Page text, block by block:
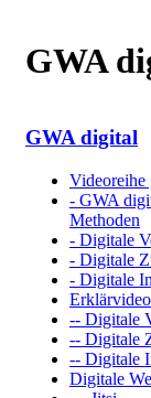
GWA
GWA digital
Videoreihe
- GWA
Methoden
- Digitale
- Digitale
- Digitale
-- Digitale
-- Digitale
-- Digitale
Digitale